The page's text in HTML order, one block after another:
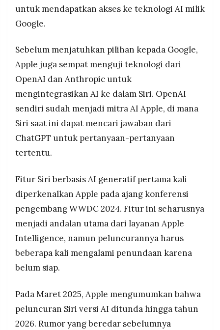
untuk mendapatkan akses ke teknologi AI milik
Google.
Sebelum menjatuhkan pilihan kepada Google,
Apple juga sempat menguji teknologi dari
OpenAI dan Anthropic untuk
mengintegrasikan AI ke dalam Siri. OpenAI
sendiri sudah menjadi mitra AI Apple, di mana
Siri saat ini dapat mencari jawaban dari
ChatGPT untuk pertanyaan-pertanyaan
tertentu.
Fitur Siri berbasis AI generatif pertama kali
diperkenalkan Apple pada ajang konferensi
pengembang WWDC 2024. Fitur ini seharusnya
menjadi andalan utama dari layanan Apple
Intelligence, namun peluncurannya harus
beberapa kali mengalami penundaan karena
belum siap.
Pada Maret 2025, Apple mengumumkan bahwa
peluncuran Siri versi AI ditunda hingga tahun
2026. Rumor yang beredar sebelumnya